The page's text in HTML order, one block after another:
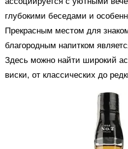
глубокими беседами и
Прекрасным местом для
благородным напитком
Здесь можно найти широкий
виски, от классических до